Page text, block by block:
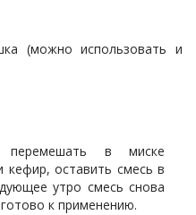
(можно использовать и
перемешать в миске
кефир, оставить смесь в
утро смесь снова
к применению.